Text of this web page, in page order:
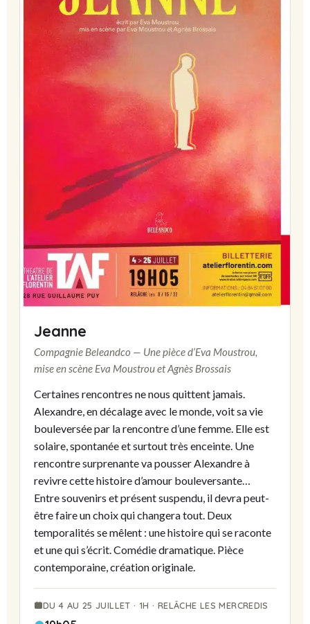
Jeanne
Compagnie Beleandco — Une pièce d’Eva Moustrou,
mise en scène Eva Moustrou et Agnès Brossais
Certaines rencontres ne nous quittent jamais.
Alexandre, en décalage avec le monde, voit sa vie
bouleversée par la rencontre d’une femme. Elle est
solaire, spontanée et surtout très enceinte. Une
rencontre surprenante va pousser Alexandre à
revivre cette histoire d’amour bouleversante…
Entre souvenirs et présent suspendu, il devra peut-
être faire un choix qui changera tout. Deux
temporalités se mêlent : une histoire qui se raconte
et une qui s’écrit. Comédie dramatique. Pièce
contemporaine, création originale.
DU 4 AU 25 JUILLET · 1H · RELÂCHE LES MERCREDIS